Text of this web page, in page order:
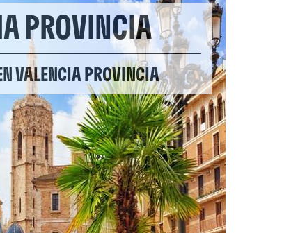
PROVINCIA
VALENCIA PROVINCIA